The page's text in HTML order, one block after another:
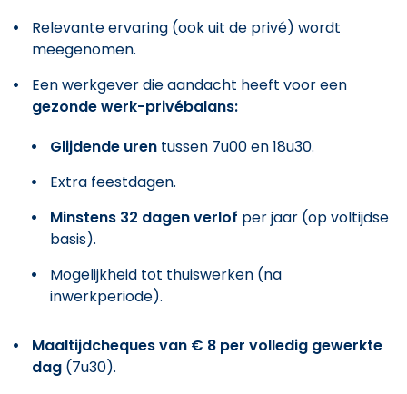
Relevante ervaring (ook uit de privé) wordt
meegenomen.
Een werkgever die aandacht heeft voor een
gezonde werk-privébalans:
Glijdende uren tussen 7u00 en 18u30.
Extra feestdagen.
Minstens 32 dagen verlof per jaar (op voltijdse
basis).
Mogelijkheid tot thuiswerken (na
inwerkperiode).
Maaltijdcheques van € 8 per volledig gewerkte
dag (7u30).